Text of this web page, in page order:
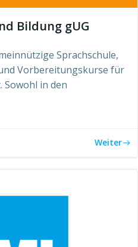
Bildung gUG
Sprachschule,
Vorbereitungskurse für
in den
Weiter